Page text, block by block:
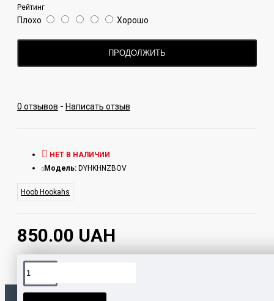
Рейтинг
Плохо Хорошо
ПРОДОЛЖИТЬ
0 отзывов - Написать отзыв
850.00 UAH
НЕТ В НАЛИЧИИ
Модель: DYHKHNZBOV
Hoob Hookahs